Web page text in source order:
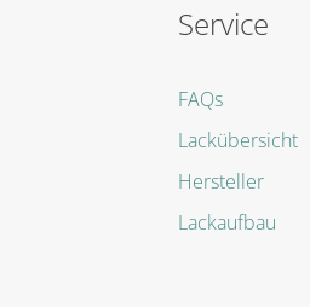
Service
FAQs
Lackübersicht
Hersteller
Lackaufbau